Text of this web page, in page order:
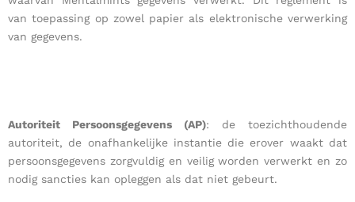
van toepassing op zowel papier als elektronische verwerking
van gegevens.
Autoriteit Persoonsgegevens (AP): de toezichthoudende
autoriteit, de onafhankelijke instantie die erover waakt dat
persoonsgegevens zorgvuldig en veilig worden verwerkt en zo
nodig sancties kan opleggen als dat niet gebeurt.